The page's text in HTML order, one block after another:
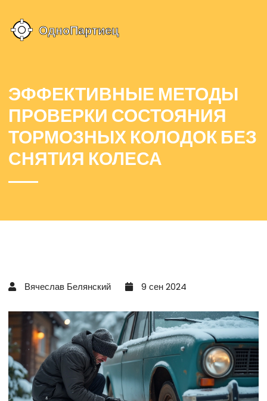
ЭФФЕКТИВНЫЕ МЕТОДЫ
ПРОВЕРКИ СОСТОЯНИЯ
ТОРМОЗНЫХ КОЛОДОК БЕЗ
СНЯТИЯ КОЛЕСА
Вячеслав Белянский 9 сен 2024